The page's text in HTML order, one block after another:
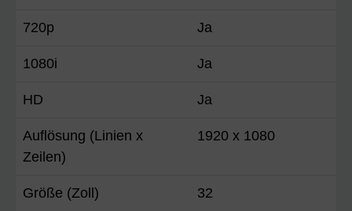
720p Ja
1080i Ja
HD Ja
Auflösung (Linien x
Zeilen)
1920 x 1080
Größe (Zoll) 32